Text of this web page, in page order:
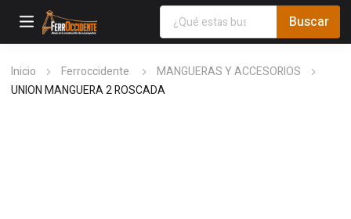
Inicio Ferroccidente
MANGUERAS Y ACCESORIOS
UNION MANGUERA 2 ROSCADA